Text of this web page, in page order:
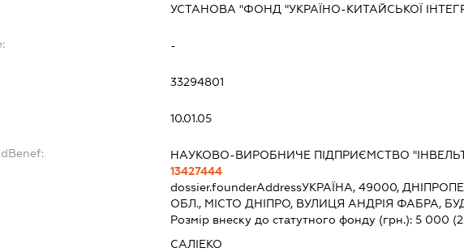
УСТАНОВА "ФОНД "УКРАЇНО-КИТАЙСЬКОЇ
-
33294801
10.01.05
НАУКОВО-ВИРОБНИЧЕ ПІДПРИЄМСТВО
13427444
dossier.founderAddressУКРАЇНА, 49000,
ОБЛ., МІСТО ДНІПРО, ВУЛИЦЯ АНДРІЯ ФАБРА,
Розмір внеску до статутного фонду (грн.):5 000
САЛІЕКО